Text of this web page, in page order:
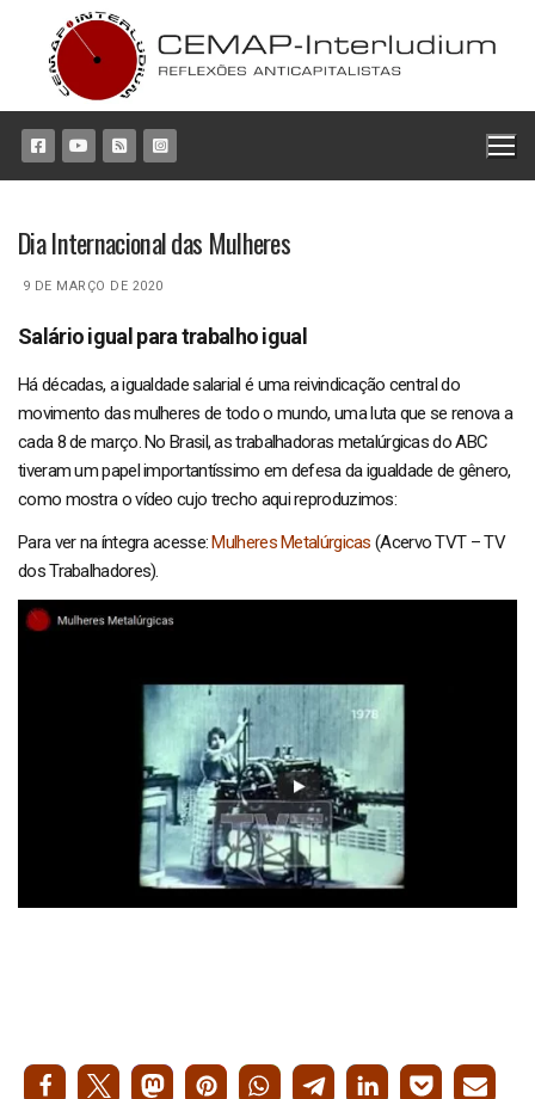
conteúdo
Dia Internacional das Mulheres
9 DE MARÇO DE 2020
Salário igual para trabalho igual
Há décadas, a igualdade salarial é uma reivindicação central do
movimento das mulheres de todo o mundo, uma luta que se renova a
cada 8 de março. No Brasil, as trabalhadoras metalúrgicas do ABC
tiveram um papel importantíssimo em defesa da igualdade de gênero,
como mostra o vídeo cujo trecho aqui reproduzimos:
Para ver na íntegra acesse:Mulheres Metalúrgicas (Acervo TVT – TV
dos Trabalhadores).